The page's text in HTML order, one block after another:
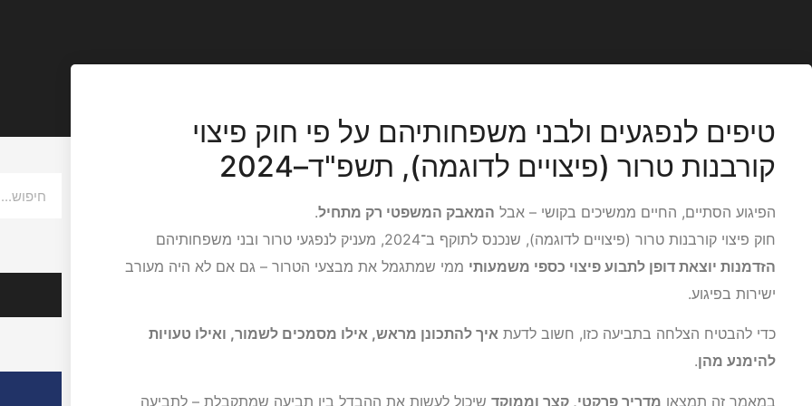
טיפים לנפגעים ולבני משפחותיהם על פי חוק פיצוי
קורבנות טרור (פיצויים לדוגמה), תשפ"ד–2024
הפיגוע הסתיים, החיים ממשיכים בקושי – אבל המאבק המשפטי רק מתחיל.
חוק פיצוי קורבנות טרור (פיצויים לדוגמה), שנכנס לתוקף ב־2024, מעניק לנפגעי טרור ובני משפחותיהם
הזדמנות יוצאת דופן לתבוע פיצוי כספי משמעותי ממי שמתגמל את מבצעי הטרור – גם אם לא היה מעורב
ישירות בפיגוע.
כדי להבטיח הצלחה בתביעה כזו, חשוב לדעת איך להתכונן מראש, אילו מסמכים לשמור, ואילו טעויות
להימנע מהן.
במאמר זה תמצאו מדריך פרקטי, קצר וממוקד שיכול לעשות את ההבדל בין תביעה שמתקבלת – לתביעה